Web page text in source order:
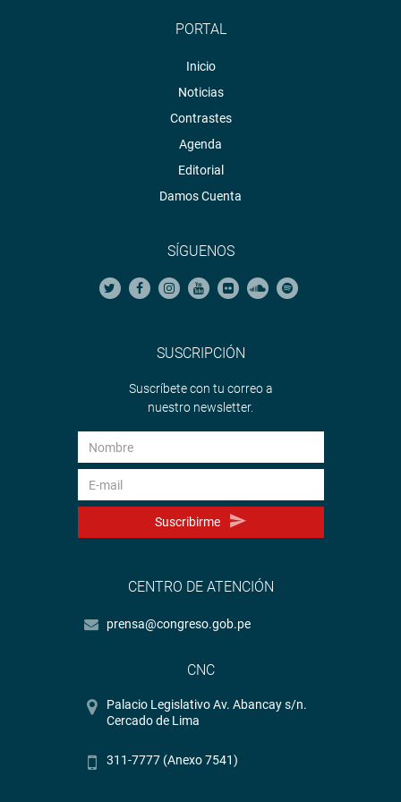
PORTAL
Inicio
Noticias
Contrastes
Agenda
Editorial
Damos Cuenta
SÍGUENOS
SUSCRIPCIÓN
Suscríbete con tu correo a
nuestro newsletter.
Suscribirme
CENTRO DE ATENCIÓN
prensa@congreso.gob.pe
CNC
Palacio Legislativo Av. Abancay s/n.
Cercado de Lima
311-7777 (Anexo 7541)